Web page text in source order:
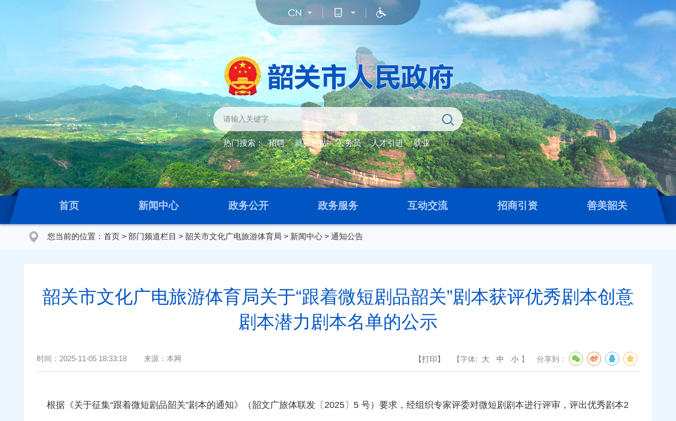
热门搜索： 招聘 就业补贴 公务员 人才引进 就业
首页 新闻中心 政务公开 政务服务 互动交流 招商引资 善美韶关
您当前的位置： 首页 > 部门频道栏目 > 韶关市文化广电旅游体育局 > 新闻中心 > 通知公告
韶关市文化广电旅游体育局关于“跟着微短剧品韶关”剧本获评优秀剧本创意
剧本潜力剧本名单的公示
时间： 2025-11-05 18:33:18 来源： 本网 【打印】 【字体: 大 中 小 】 分享到：
根据《关于征集“跟着微短剧品韶关”剧本的通知》（韶文广旅体联发〔2025〕5 号）要求，经组织专家评委对微短剧剧本进行评审，评出优秀剧本2